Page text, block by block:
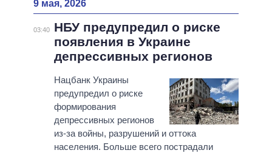
9 мая, 2026
03:40
НБУ предупредил о риске
появления в Украине
депрессивных регионов
Нацбанк Украины
предупредил о риске
формирования
депрессивных регионов
из-за войны, разрушений и оттока
населения. Больше всего пострадали